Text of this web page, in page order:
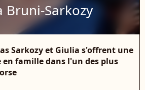
Bruni-Sarkozy
Sarkozy et Giulia s'offrent une
en famille dans l'un des plus